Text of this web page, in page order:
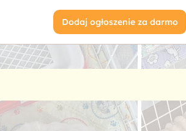
Dodaj ogłoszenie za darmo